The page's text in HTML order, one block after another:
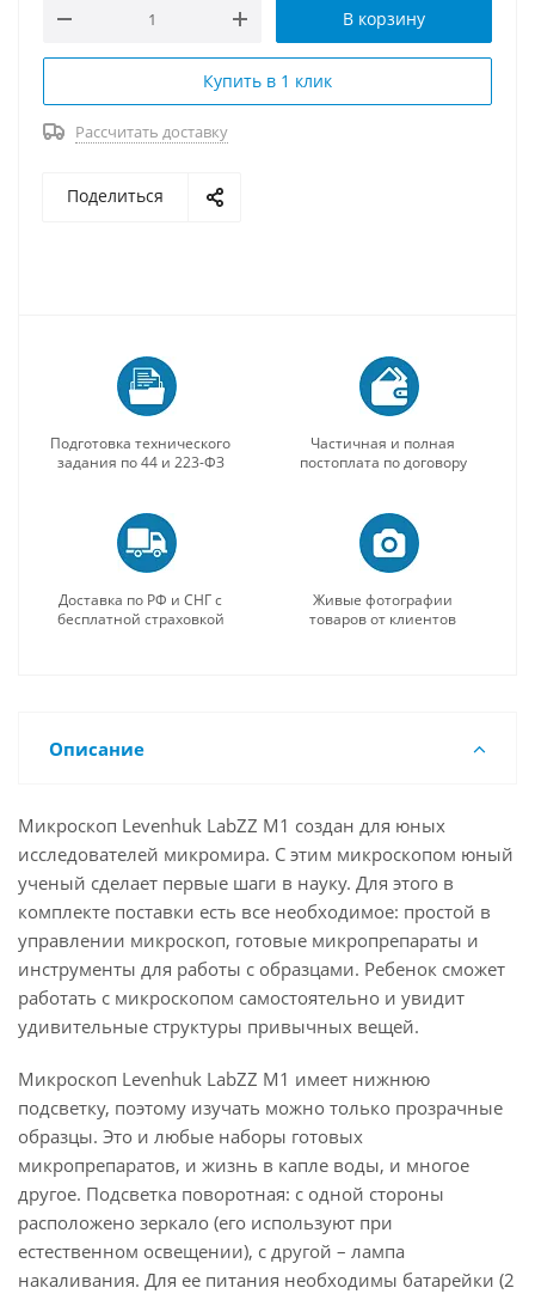
В корзину
Купить в 1 клик
Рассчитать доставку
Поделиться
Подготовка технического
задания по 44 и 223-ФЗ
Частичная и полная
постоплата по договору
Доставка по РФ и СНГ с
бесплатной страховкой
Живые фотографии
товаров от клиентов
Описание
Микроскоп Levenhuk LabZZ M1 создан для юных
исследователей микромира. С этим микроскопом юный
ученый сделает первые шаги в науку. Для этого в
комплекте поставки есть все необходимое: простой в
управлении микроскоп, готовые микропрепараты и
инструменты для работы с образцами. Ребенок сможет
работать с микроскопом самостоятельно и увидит
удивительные структуры привычных вещей.
Микроскоп Levenhuk LabZZ M1 имеет нижнюю
подсветку, поэтому изучать можно только прозрачные
образцы. Это и любые наборы готовых
микропрепаратов, и жизнь в капле воды, и многое
другое. Подсветка поворотная: с одной стороны
расположено зеркало (его используют при
естественном освещении), с другой – лампа
накаливания. Для ее питания необходимы батарейки (2